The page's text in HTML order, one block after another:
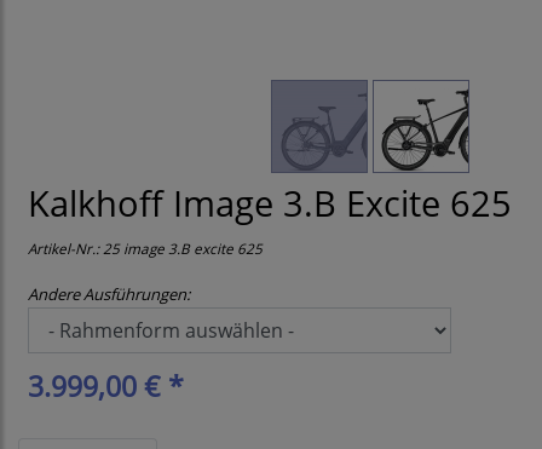
Kalkhoff Image 3.B Excite 625
Artikel-Nr.:25 image 3.B excite 625
Andere Ausführungen:
3.999,00 € *